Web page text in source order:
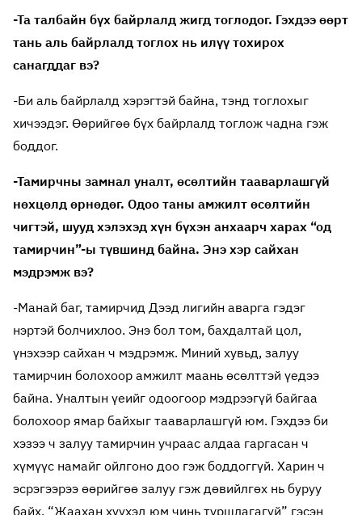
-Та талбайн бүх байрлалд жигд тоглодог. Гэхдээ өөрт
тань аль байрлалд тоглох нь илүү тохирох
санагддаг вэ?
-Би аль байрлалд хэрэгтэй байна, тэнд тоглохыг
хичээдэг. Өөрийгөө бүх байрлалд тоглож чадна гэж
боддог.
-Тамирчны замнал уналт, өсөлтийн тааварлашгүй
нөхцөлд өрнөдөг. Одоо таны амжилт өсөлтийн
чигтэй, шууд хэлэхэд хүн бүхэн анхаарч харах “од
тамирчин”-ы түвшинд байна. Энэ хэр сайхан
мэдрэмж вэ?
-Манай баг, тамирчид Дээд лигийн аварга гэдэг
нэртэй болчихлоо. Энэ бол том, бахдалтай цол,
үнэхээр сайхан ч мэдрэмж. Миний хувьд, залуу
тамирчин болохоор амжилт маань өсөлттэй үедээ
байна. Уналтын үеийг одоогоор мэдрээгүй байгаа
болохоор ямар байхыг тааварлашгүй юм. Гэхдээ би
хэзээ ч залуу тамирчин учраас алдаа гаргасан ч
хүмүүс намайг ойлгоно доо гэж боддоггүй. Харин ч
эсрэгээрээ өөрийгөө залуу гэж дөвийлгөх нь буруу
байх. “Жаахан хүүхэд юм чинь туршлагагүй” гэсэн